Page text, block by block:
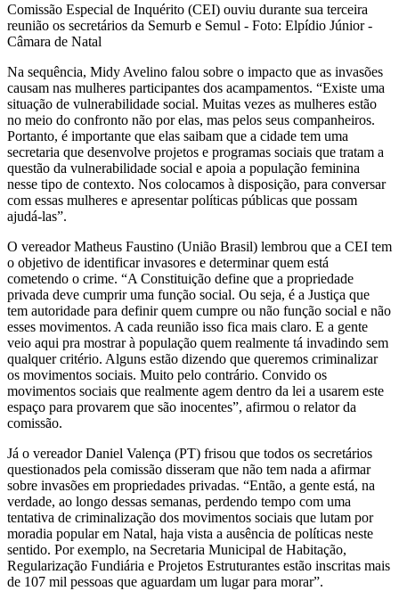
Comissão Especial de Inquérito (CEI) ouviu durante sua terceira
reunião os secretários da Semurb e Semul - Foto: Elpídio Júnior -
Câmara de Natal
Na sequência, Midy Avelino falou sobre o impacto que as invasões
causam nas mulheres participantes dos acampamentos. “Existe uma
situação de vulnerabilidade social. Muitas vezes as mulheres estão
no meio do confronto não por elas, mas pelos seus companheiros.
Portanto, é importante que elas saibam que a cidade tem uma
secretaria que desenvolve projetos e programas sociais que tratam a
questão da vulnerabilidade social e apoia a população feminina
nesse tipo de contexto. Nos colocamos à disposição, para conversar
com essas mulheres e apresentar políticas públicas que possam
ajudá-las”.
O vereador Matheus Faustino (União Brasil) lembrou que a CEI tem
o objetivo de identificar invasores e determinar quem está
cometendo o crime. “A Constituição define que a propriedade
privada deve cumprir uma função social. Ou seja, é a Justiça que
tem autoridade para definir quem cumpre ou não função social e não
esses movimentos. A cada reunião isso fica mais claro. E a gente
veio aqui pra mostrar à população quem realmente tá invadindo sem
qualquer critério. Alguns estão dizendo que queremos criminalizar
os movimentos sociais. Muito pelo contrário. Convido os
movimentos sociais que realmente agem dentro da lei a usarem este
espaço para provarem que são inocentes”, afirmou o relator da
comissão.
Já o vereador Daniel Valença (PT) frisou que todos os secretários
questionados pela comissão disseram que não tem nada a afirmar
sobre invasões em propriedades privadas. “Então, a gente está, na
verdade, ao longo dessas semanas, perdendo tempo com uma
tentativa de criminalização dos movimentos sociais que lutam por
moradia popular em Natal, haja vista a ausência de políticas neste
sentido. Por exemplo, na Secretaria Municipal de Habitação,
Regularização Fundiária e Projetos Estruturantes estão inscritas mais
de 107 mil pessoas que aguardam um lugar para morar”.